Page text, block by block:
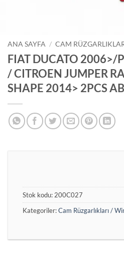
ANA SAYFA / CAM
FIAT DUCATO 2006>/
/ CITROEN JUMPER
SHAPE 2014> 2PCS
Stok kodu: 200C027
Kategoriler:Cam Rüzgarlıkları /